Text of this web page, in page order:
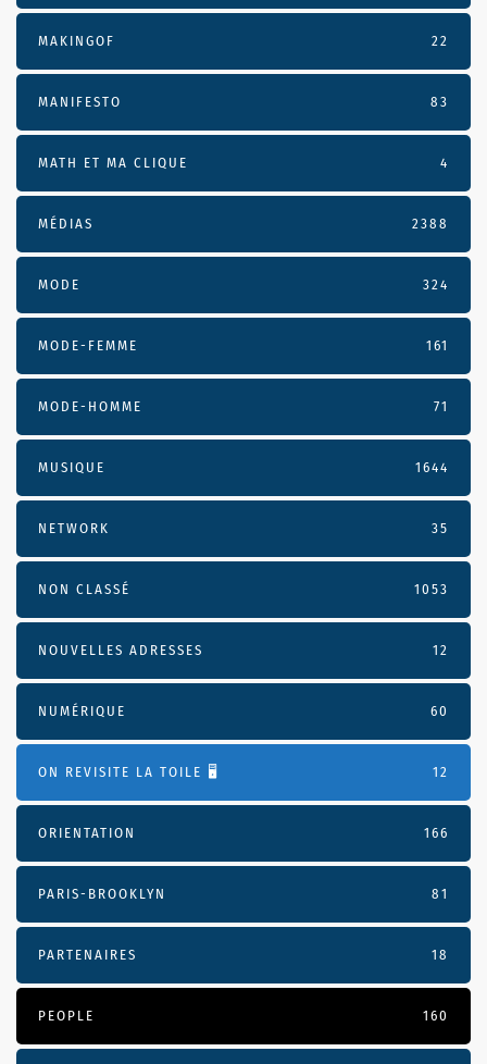
MAKINGOF 22
MANIFESTO 83
MATH ET MA CLIQUE 4
MÉDIAS 2388
MODE 324
MODE-FEMME 161
MODE-HOMME 71
MUSIQUE 1644
NETWORK 35
NON CLASSÉ 1053
NOUVELLES ADRESSES 12
NUMÉRIQUE 60
ON REVISITE LA TOILE 🖥️ 12
ORIENTATION 166
PARIS-BROOKLYN 81
PARTENAIRES 18
PEOPLE 160